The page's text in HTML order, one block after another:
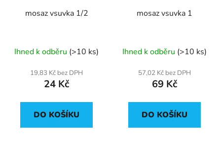
mosaz vsuvka 1/2
Ihned k odběru (>10 ks)
19,83 Kč bez DPH
24 Kč
DO KOŠÍKU
mosaz vsuvka 1
Ihned k odběru (>10 ks)
57,02 Kč bez DPH
69 Kč
DO KOŠÍKU